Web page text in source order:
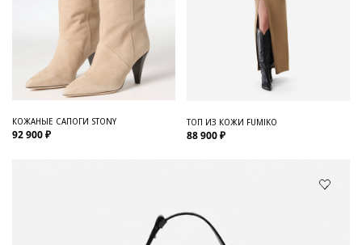
КОЖАНЫЕ САПОГИ STONY
92 900 ₽
ТОП ИЗ КОЖИ FUMIKO
88 900 ₽